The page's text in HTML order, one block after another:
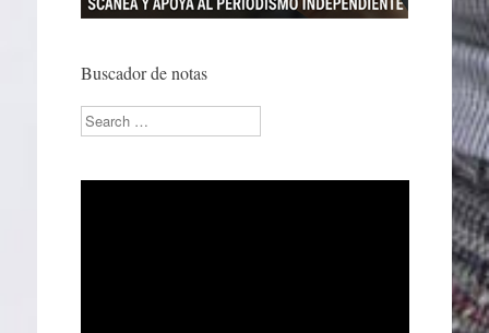
Buscador de notas
Search